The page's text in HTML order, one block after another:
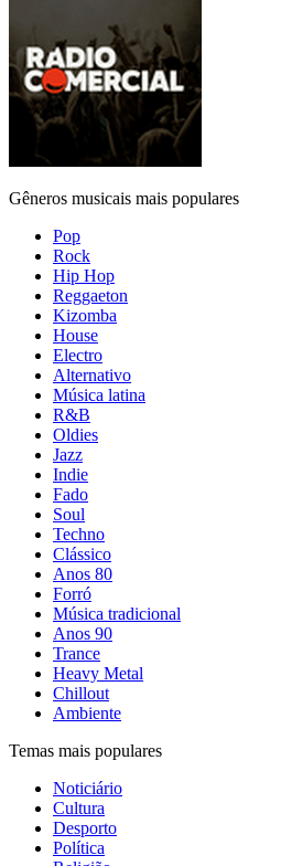
Gêneros musicais mais populares
Pop
Rock
Hip Hop
Reggaeton
Kizomba
House
Electro
Alternativo
Música latina
R&B
Oldies
Jazz
Indie
Fado
Soul
Techno
Clássico
Anos 80
Forró
Música tradicional
Anos 90
Trance
Heavy Metal
Chillout
Ambiente
Temas mais populares
Noticiário
Cultura
Desporto
Política